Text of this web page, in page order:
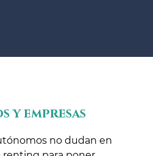
y empresas
no dudan en